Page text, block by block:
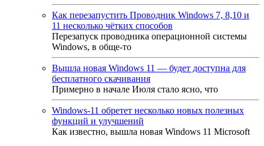
Как перезапустить Проводник Windows 7, 8,10 и
11 несколько чётких способов
Перезапуск проводника операционной системы
Windows, в обще-то
Вышла новая Windows 11 — будет доступна для
бесплатного скачивания
Примерно в начале Июля стало ясно, что
Windows-11 обретет несколько новых полезных
функций и улучшений
Как известно, вышла новая Windows 11 Microsoft